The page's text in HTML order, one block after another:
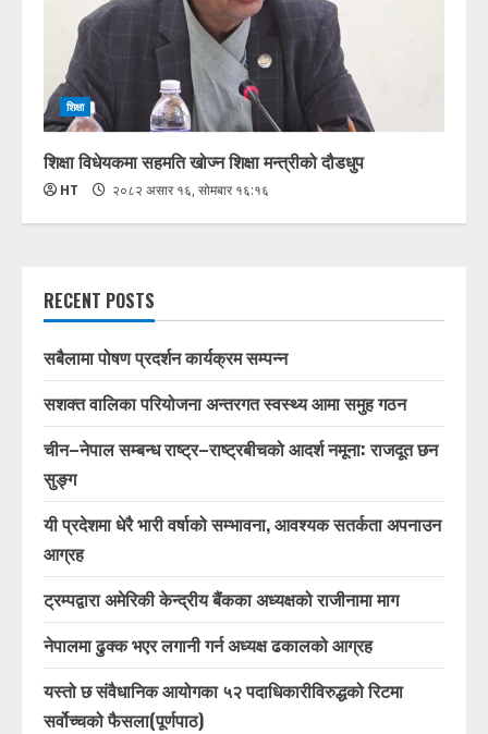
शिक्षा
शिक्षा विधेयकमा सहमति खोज्न शिक्षा मन्त्रीको दौडधुप
HT २०८२ असार १६, सोमबार १६:१६
RECENT POSTS
सबैलामा पोषण प्रदर्शन कार्यक्रम सम्पन्न
सशक्त वालिका परियोजना अन्तरगत स्वस्थ्य आमा समुह गठन
चीन–नेपाल सम्बन्ध राष्ट्र–राष्ट्रबीचको आदर्श नमूना: राजदूत छन
सुङ्ग
यी प्रदेशमा धेरै भारी वर्षाको सम्भावना, आवश्यक सतर्कता अपनाउन
आग्रह
ट्रम्पद्वारा अमेरिकी केन्द्रीय बैंकका अध्यक्षको राजीनामा माग
नेपालमा ढुक्क भएर लगानी गर्न अध्यक्ष ढकालको आग्रह
यस्तो छ संवैधानिक आयोगका ५२ पदाधिकारीविरुद्धको रिटमा
सर्वोच्चको फैसला(पूर्णपाठ)